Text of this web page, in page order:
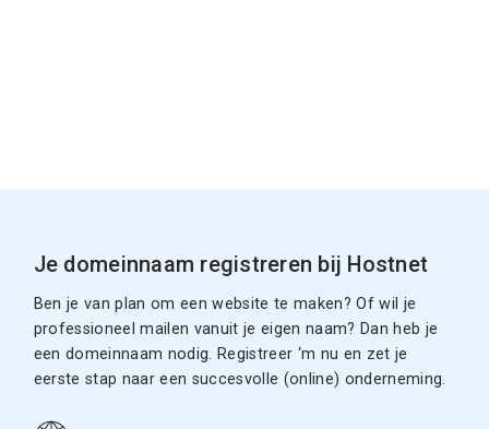
Je domeinnaam registreren bij Hostnet
Ben je van plan om een website te maken? Of wil je
professioneel mailen vanuit je eigen naam? Dan heb je
een domeinnaam nodig. Registreer ‘m nu en zet je
eerste stap naar een succesvolle (online) onderneming.